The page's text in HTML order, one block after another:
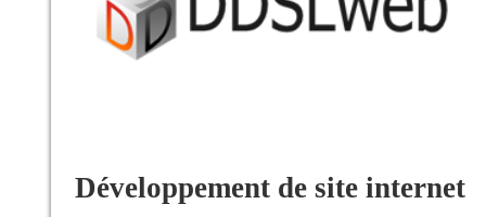
Développement de site internet